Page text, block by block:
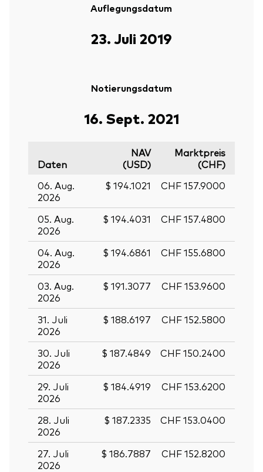
Auflegungsdatum
23. Juli 2019
Notierungsdatum
16. Sept. 2021
Daten
NAV
(USD)
Marktpreis
(CHF)
06. Aug.
2026
$ 194.1021 CHF 157.9000
05. Aug.
2026
$ 194.4031 CHF 157.4800
04. Aug.
2026
$ 194.6861 CHF 155.6800
03. Aug.
2026
$ 191.3077 CHF 153.9600
31. Juli
2026
$ 188.6197 CHF 152.5800
30. Juli
2026
$ 187.4849 CHF 150.2400
29. Juli
2026
$ 184.4919 CHF 153.6200
28. Juli
2026
$ 187.2335 CHF 153.0400
27. Juli
2026
$ 186.7887 CHF 152.8200